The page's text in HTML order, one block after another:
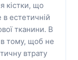
кістки, що
естетичній
тканини. В
тому, щоб не
втрату